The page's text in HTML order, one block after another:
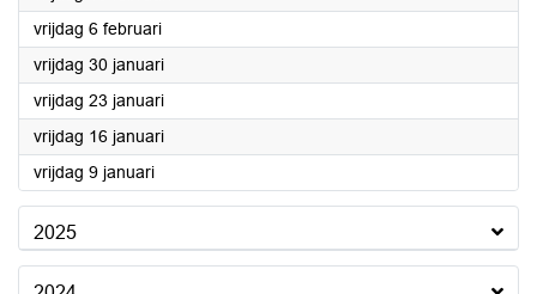
vrijdag 6 februari2026
vrijdag 30 januari2026
vrijdag 23 januari2026
vrijdag 16 januari2026
vrijdag 9 januari2026
2025